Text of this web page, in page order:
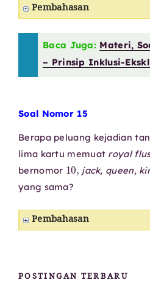
Pembahasan
Baca Juga: Materi,
– Prinsip Inklusi-
Soal Nomor 15
Berapa peluang kejadian
lima kartu memuat royal
bernomor
10
jack, queen,
yang sama?
Pembahasan
POSTINGAN TERBARU